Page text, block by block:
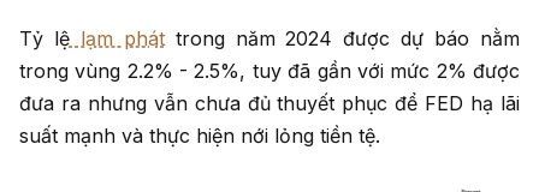
Tỷ lệlạm pháttrong năm 2024 được dự báo nằm
trong vùng 2.2% - 2.5%, tuy đã gần với mức 2% được
đưa ra nhưng vẫn chưa đủ thuyết phục để FED hạ lãi
suất mạnh và thực hiện nới lỏng tiền tệ.